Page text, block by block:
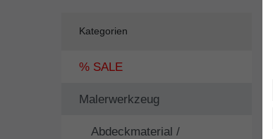
Kategorien
% SALE
Malerwerkzeug
Abdeckmaterial /